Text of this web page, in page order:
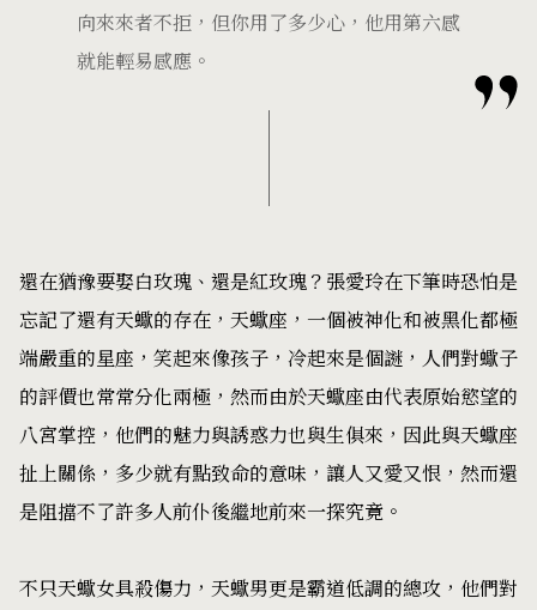
向來來者不拒，但你用了多少心，他用第六感
就能輕易感應。
還在猶豫要娶白玫瑰、還是紅玫瑰？張愛玲在下筆時恐怕是
忘記了還有天蠍的存在，天蠍座，一個被神化和被黑化都極
端嚴重的星座，笑起來像孩子，冷起來是個謎，人們對蠍子
的評價也常常分化兩極，然而由於天蠍座由代表原始慾望的
八宮掌控，他們的魅力與誘惑力也與生俱來，因此與天蠍座
扯上關係，多少就有點致命的意味，讓人又愛又恨，然而還
是阻擋不了許多人前仆後繼地前來一探究竟。
不只天蠍女具殺傷力，天蠍男更是霸道低調的總攻，他們對